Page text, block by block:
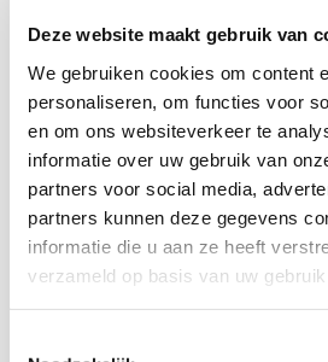
Deze website maakt gebruik van
We gebruiken cookies om content
personaliseren, om functies voor
en om ons websiteverkeer te
informatie over uw gebruik van
partners voor social media,
partners kunnen deze gegevens
informatie die u aan ze heeft
verzameld op basis van uw
30 oktober 2018